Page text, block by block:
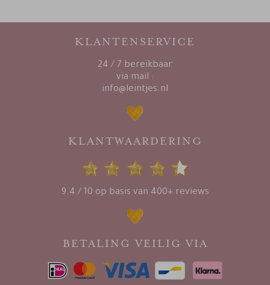
KLANTENSERVICE
24 / 7 bereikbaar
via mail :
info@leintjes.nl
KLANTWAARDERING
9.4 / 10 op basis van 400+ reviews
BETALING VEILIG VIA